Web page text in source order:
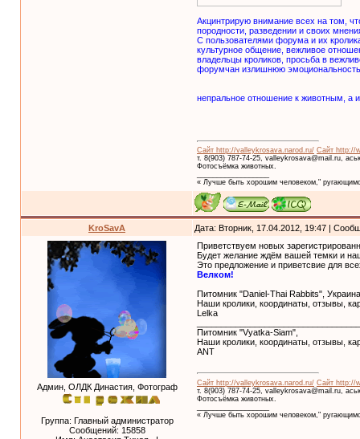
Акцинтрирую внимание всех на том,
породности, разведении и своих
С пользователями форума и их
культурное общение, вежливое
владельцы кроликов, просьба в
форумчан излишнюю
непральное отношение к животным, а
Сайт http://valleykrosava.narod.ru/ Сайт http://
т. 8(903) 787-74-25, valleykrosava@mail.ru,
Фотосъёмка животных.
« Лучше быть хорошим человеком,"
KroSavA Дата: Вторник, 17.04.2012, 19:47 |
Админ, ОЛДК Династия, Фотограф
Группа: Главный администратор
Сообщений: 15858
Приветствуем новых
Будет желание ждём вашей темки и
Это предложение и приветсвие для
Велком!
Питомник "Daniel-Thai Rabbits",
Наши кролики, координаты, отзывы,
Lelka
Питомник "Vyatka-Siam",
Наши кролики, координаты, отзывы,
ANT
Сайт http://valleykrosava.narod.ru/ Сайт http://
т. 8(903) 787-74-25, valleykrosava@mail.ru,
Фотосъёмка животных.
« Лучше быть хорошим человеком,"